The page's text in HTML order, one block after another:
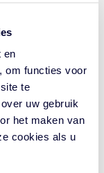
en
om functies voor
te
uw gebruik
het maken van
cookies als u
te
je in nieuwe
maar
) kapitaal.